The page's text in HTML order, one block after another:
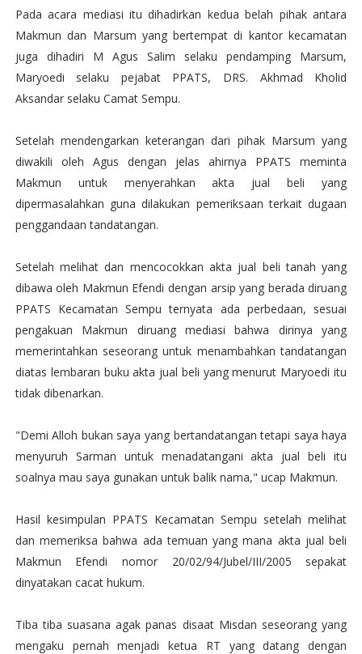
Pada acara mediasi itu dihadirkan kedua belah pihak antara
Makmun dan Marsum yang bertempat di kantor kecamatan
juga dihadiri M Agus Salim selaku pendamping Marsum,
Maryoedi selaku pejabat PPATS, DRS. Akhmad Kholid
Aksandar selaku Camat Sempu.
Setelah mendengarkan keterangan dari pihak Marsum yang
diwakili oleh Agus dengan jelas ahirnya PPATS meminta
Makmun untuk menyerahkan akta jual beli yang
dipermasalahkan guna dilakukan pemeriksaan terkait dugaan
penggandaan tandatangan.
Setelah melihat dan mencocokkan akta jual beli tanah yang
dibawa oleh Makmun Efendi dengan arsip yang berada diruang
PPATS Kecamatan Sempu ternyata ada perbedaan, sesuai
pengakuan Makmun diruang mediasi bahwa dirinya yang
memerintahkan seseorang untuk menambahkan tandatangan
diatas lembaran buku akta jual beli yang menurut Maryoedi itu
tidak dibenarkan.
"Demi Alloh bukan saya yang bertandatangan tetapi saya haya
menyuruh Sarman untuk menadatangani akta jual beli itu
soalnya mau saya gunakan untuk balik nama," ucap Makmun.
Hasil kesimpulan PPATS Kecamatan Sempu setelah melihat
dan memeriksa bahwa ada temuan yang mana akta jual beli
Makmun Efendi nomor 20/02/94/Jubel/III/2005 sepakat
dinyatakan cacat hukum.
Tiba tiba suasana agak panas disaat Misdan seseorang yang
mengaku pernah menjadi ketua RT yang datang dengan